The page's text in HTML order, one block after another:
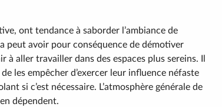
ont tendance à saborder l’ambiance de
peut avoir pour conséquence de démotiver
aller travailler dans des espaces plus sereins. Il
les empêcher d’exercer leur influence néfaste
si c’est nécessaire. L’atmosphère générale de
dépendent.